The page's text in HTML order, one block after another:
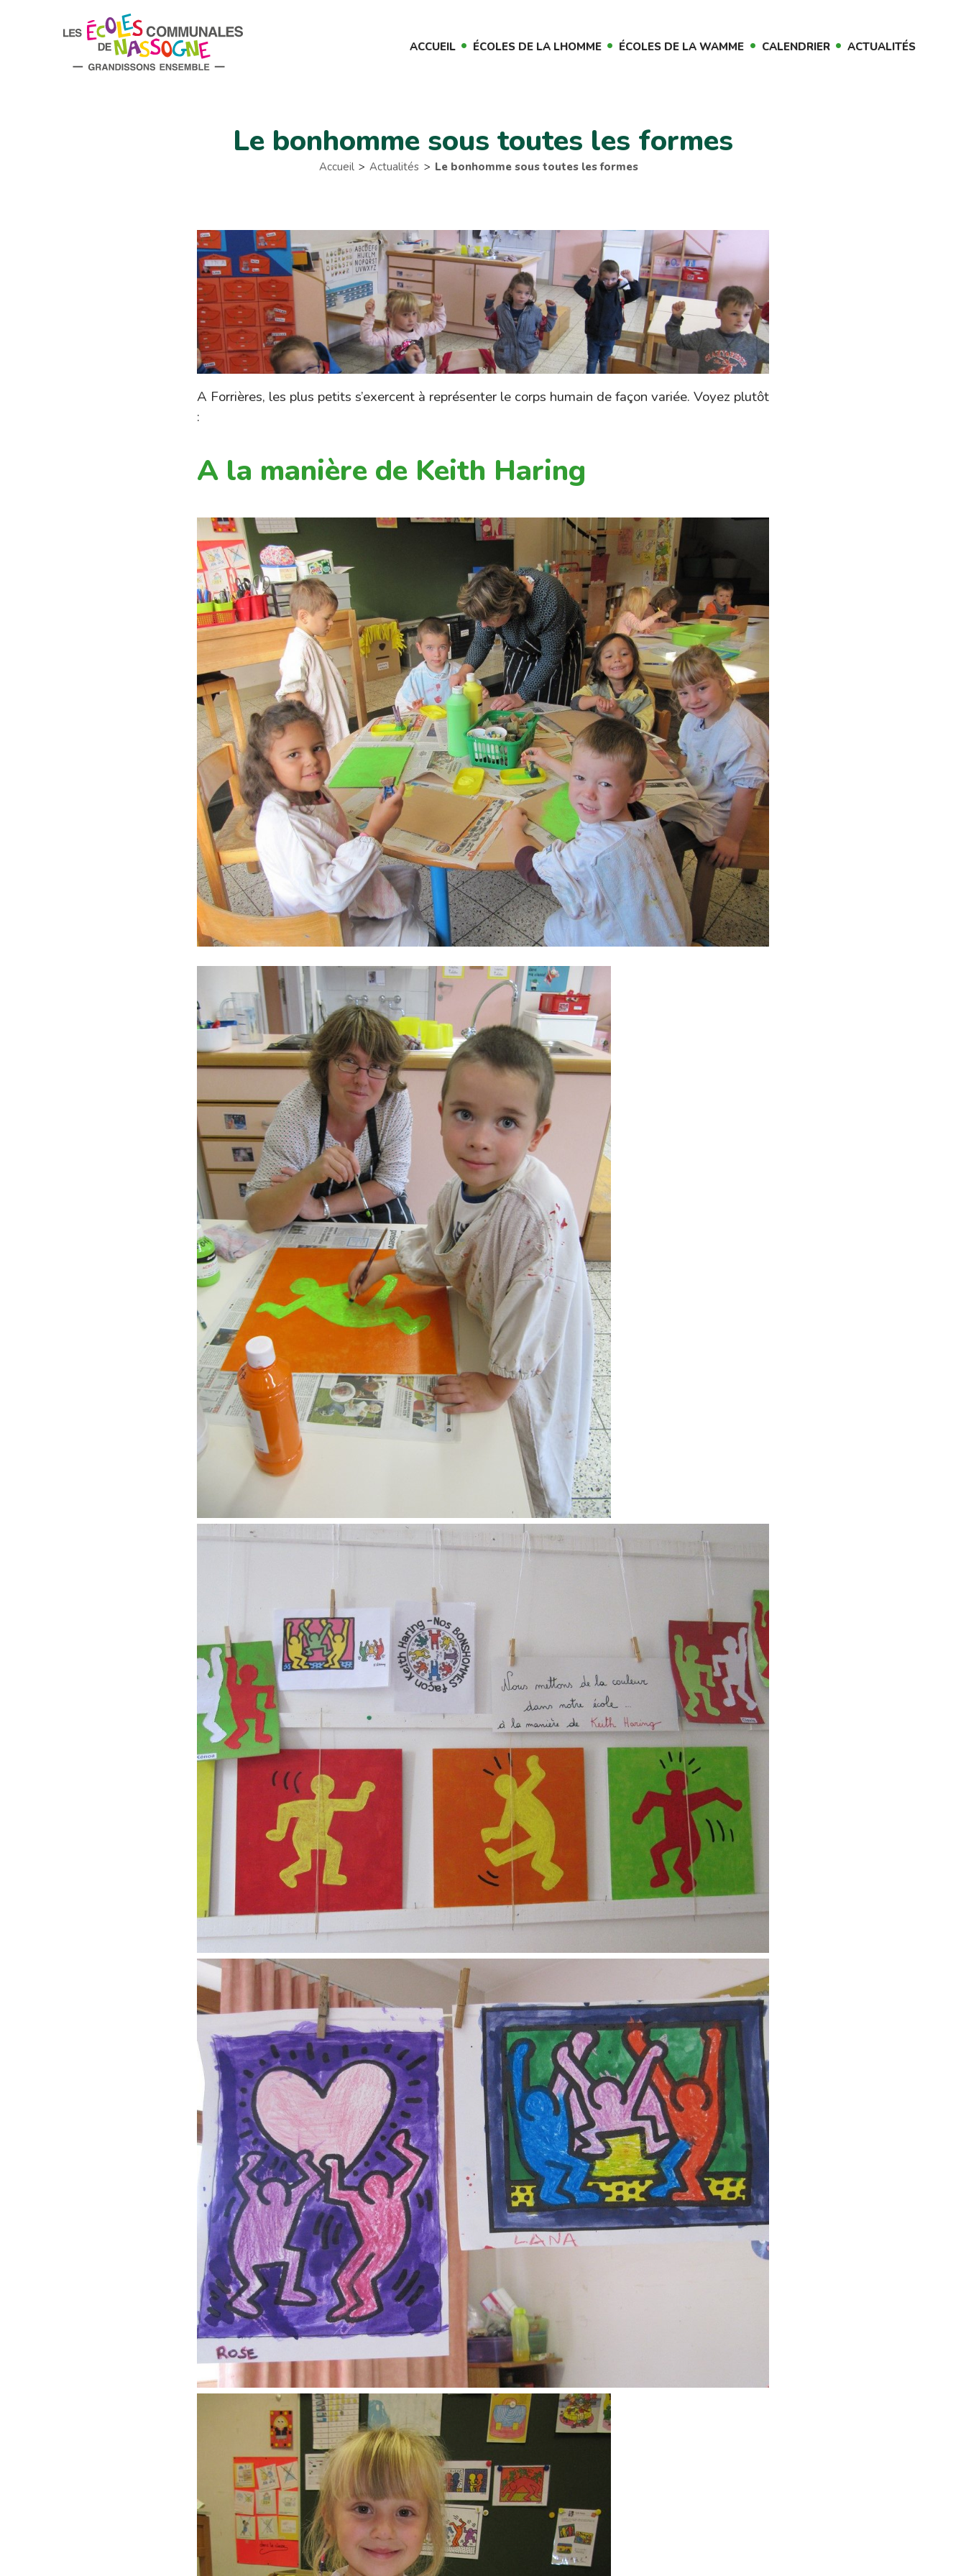
ACCUEIL ÉCOLES DE LA LHOMME ÉCOLES DE LA WAMME CALENDRIER ACTUALITÉS
Le bonhomme sous toutes les formes
Accueil Actualités Le bonhomme sous toutes les formes
A Forrières, les plus petits s’exercent à représenter le corps humain de façon variée. Voyez plutôt
:
A la manière de Keith Haring